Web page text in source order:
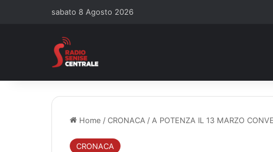
sabato 8 Agosto 2026
Home /CRONACA / A POTENZA IL 13 MARZO
CRONACA